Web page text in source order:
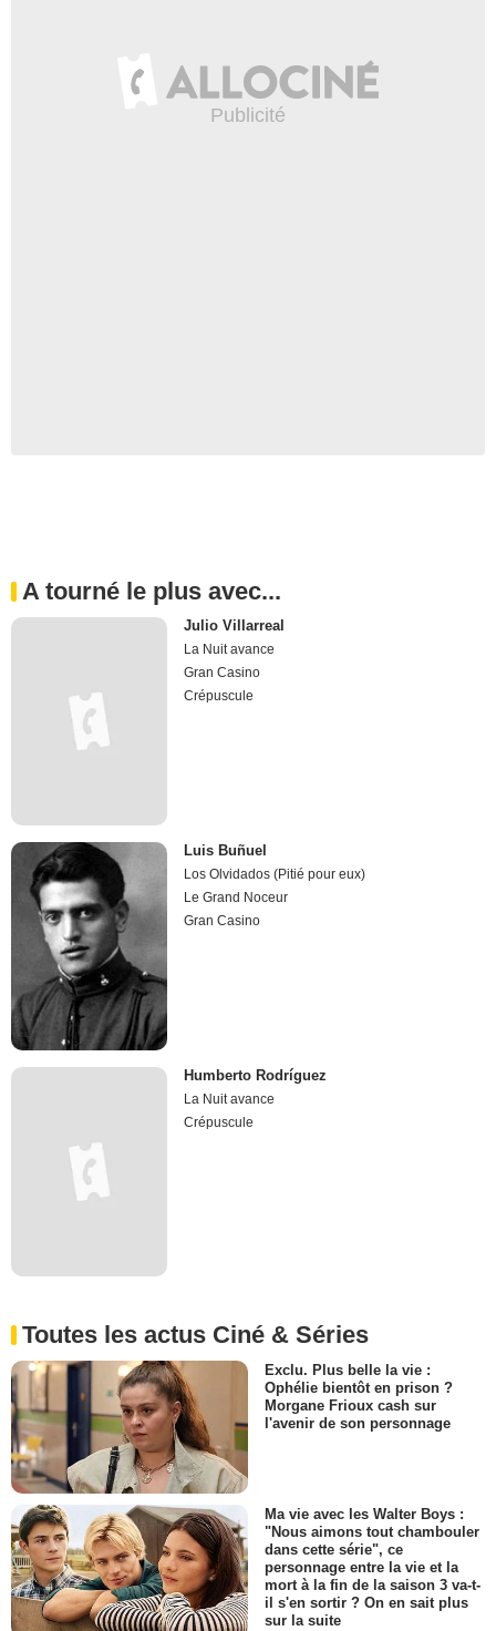
A tourné le plus avec...
Julio Villarreal
La Nuit avance
Gran Casino
Crépuscule
Luis Buñuel
Los Olvidados (Pitié pour eux)
Le Grand Noceur
Gran Casino
Humberto Rodríguez
La Nuit avance
Crépuscule
Toutes les actus Ciné & Séries
Exclu. Plus belle la vie :
Ophélie bientôt en prison ?
Morgane Frioux cash sur
l'avenir de son personnage
Ma vie avec les Walter Boys :
"Nous aimons tout chambouler
dans cette série", ce
personnage entre la vie et la
mort à la fin de la saison 3 va-t-
il s'en sortir ? On en sait plus
sur la suite